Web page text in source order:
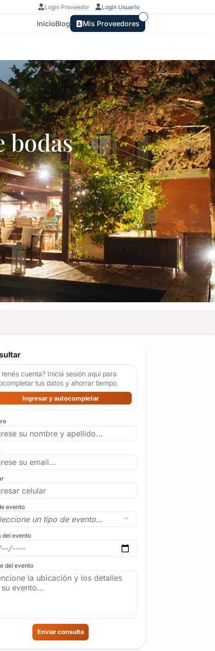
Login Proveedor Login Usuario
InicioBlog Mis Proveedores
bodas
tenés cuenta? Iniciá sesión aquí para
tus datos y ahorrar tiempo.
Ingresar y autocompletar
evento
del evento
del evento
Enviar consulta